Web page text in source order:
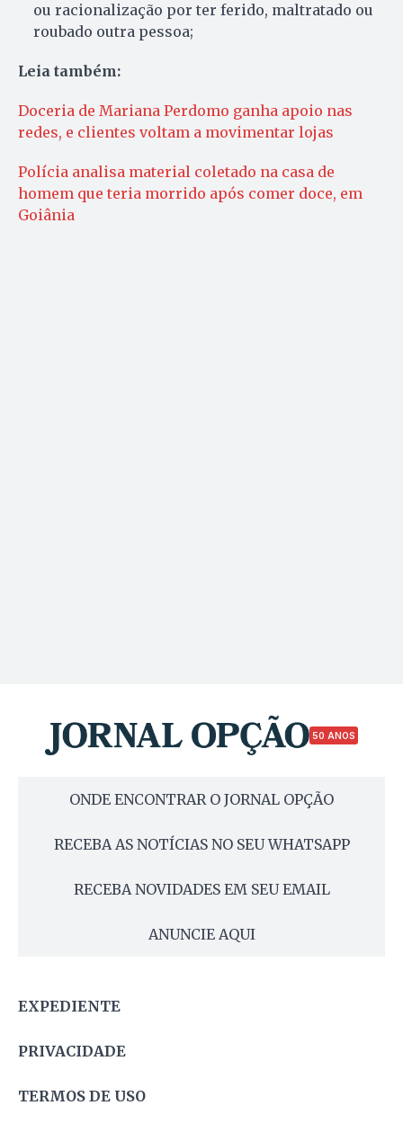
ou racionalização por ter ferido, maltratado ou
roubado outra pessoa;
Leia também:
Doceria de Mariana Perdomo ganha apoio nas
redes, e clientes voltam a movimentar lojas
Polícia analisa material coletado na casa de
homem que teria morrido após comer doce, em
Goiânia
50 ANOS
ONDE ENCONTRAR O JORNAL OPÇÃO
RECEBA AS NOTÍCIAS NO SEU WHATSAPP
RECEBA NOVIDADES EM SEU EMAIL
ANUNCIE AQUI
EXPEDIENTE
PRIVACIDADE
TERMOS DE USO